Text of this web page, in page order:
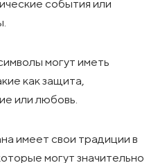
события или
могут иметь
как защита,
или любовь.
имеет свои традиции в
могут значительно